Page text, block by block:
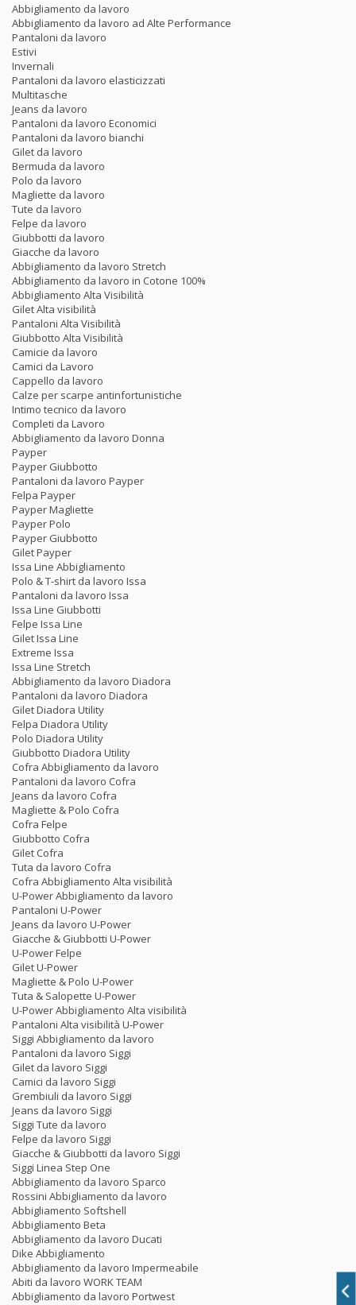
Abbigliamento da lavoro
Abbigliamento da lavoro ad Alte Performance
Pantaloni da lavoro
Estivi
Invernali
Pantaloni da lavoro elasticizzati
Multitasche
Jeans da lavoro
Pantaloni da lavoro Economici
Pantaloni da lavoro bianchi
Gilet da lavoro
Bermuda da lavoro
Polo da lavoro
Magliette da lavoro
Tute da lavoro
Felpe da lavoro
Giubbotti da lavoro
Giacche da lavoro
Abbigliamento da lavoro Stretch
Abbigliamento da lavoro in Cotone 100%
Abbigliamento Alta Visibilità
Gilet Alta visibilità
Pantaloni Alta Visibilità
Giubbotto Alta Visibilità
Camicie da lavoro
Camici da Lavoro
Cappello da lavoro
Calze per scarpe antinfortunistiche
Intimo tecnico da lavoro
Completi da Lavoro
Abbigliamento da lavoro Donna
Payper
Payper Giubbotto
Pantaloni da lavoro Payper
Felpa Payper
Payper Magliette
Payper Polo
Payper Giubbotto
Gilet Payper
Issa Line Abbigliamento
Polo & T-shirt da lavoro Issa
Pantaloni da lavoro Issa
Issa Line Giubbotti
Felpe Issa Line
Gilet Issa Line
Extreme Issa
Issa Line Stretch
Abbigliamento da lavoro Diadora
Pantaloni da lavoro Diadora
Gilet Diadora Utility
Felpa Diadora Utility
Polo Diadora Utility
Giubbotto Diadora Utility
Cofra Abbigliamento da lavoro
Pantaloni da lavoro Cofra
Jeans da lavoro Cofra
Magliette & Polo Cofra
Cofra Felpe
Giubbotto Cofra
Gilet Cofra
Tuta da lavoro Cofra
Cofra Abbigliamento Alta visibilità
U-Power Abbigliamento da lavoro
Pantaloni U-Power
Jeans da lavoro U-Power
Giacche & Giubbotti U-Power
U-Power Felpe
Gilet U-Power
Magliette & Polo U-Power
Tuta & Salopette U-Power
U-Power Abbigliamento Alta visibilità
Pantaloni Alta visibilità U-Power
Siggi Abbigliamento da lavoro
Pantaloni da lavoro Siggi
Gilet da lavoro Siggi
Camici da lavoro Siggi
Grembiuli da lavoro Siggi
Jeans da lavoro Siggi
Siggi Tute da lavoro
Felpe da lavoro Siggi
Giacche & Giubbotti da lavoro Siggi
Siggi Linea Step One
Abbigliamento da lavoro Sparco
Rossini Abbigliamento da lavoro
Abbigliamento Softshell
Abbigliamento Beta
Abbigliamento da lavoro Ducati
Dike Abbigliamento
Abbigliamento da lavoro Impermeabile
Abiti da lavoro WORK TEAM
Abbigliamento da lavoro Portwest